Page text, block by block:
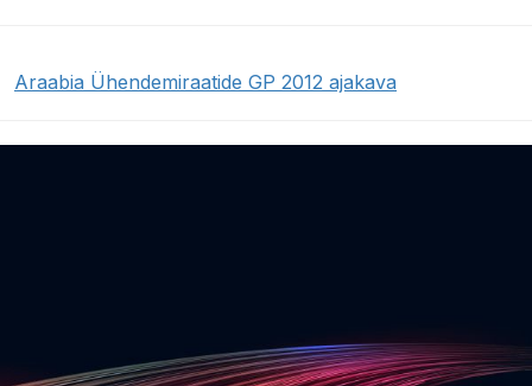
Araabia Ühendemiraatide GP 2012 ajakava